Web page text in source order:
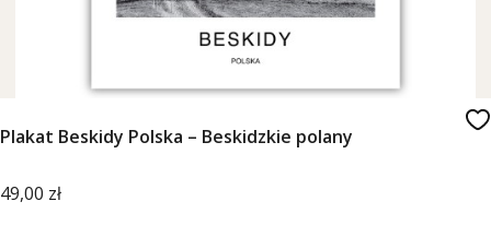
Plakat Beskidy Polska – Beskidzkie polany
Cena
49,00 zł